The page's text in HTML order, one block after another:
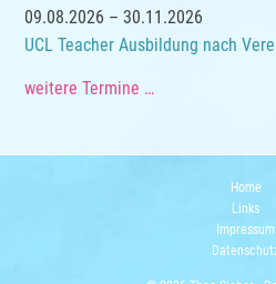
09.08.2026 – 30.11.2026
UCL Teacher Ausbildung nach
weitere Termine …
Home
Links
Impressum